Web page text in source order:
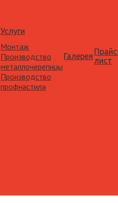
Услуги
Монтаж
Производство
металлочерепицы
Производство
профнастила
Галерея лист